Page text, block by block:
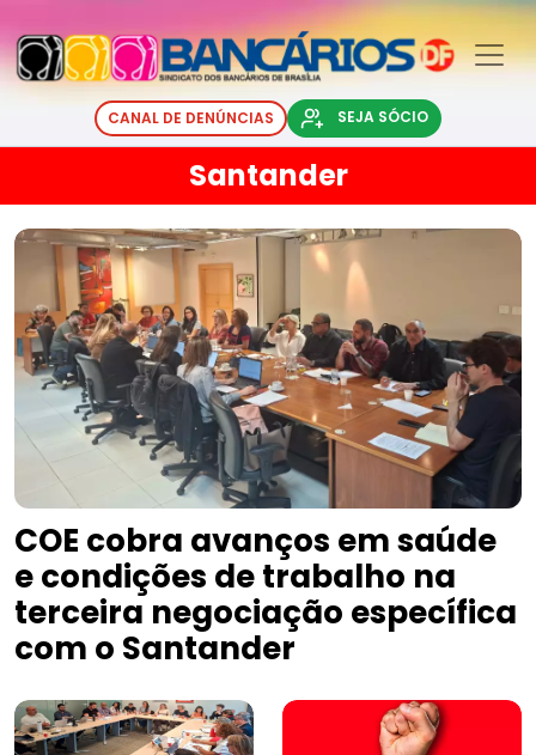
CANAL DE DENÚNCIAS SEJA SÓCIO
Santander
COE cobra avanços em saúde
e condições de trabalho na
terceira negociação específica
com o Santander